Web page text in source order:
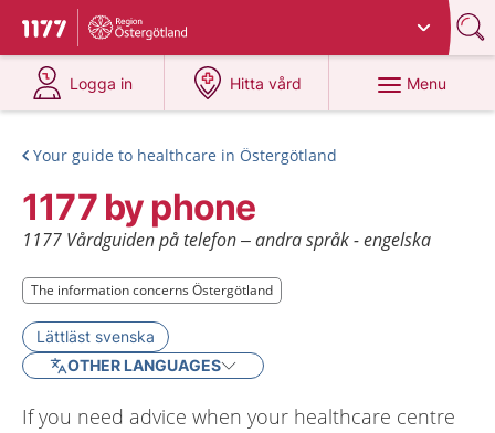
To start page for 1177
Du har valt region
Logga in
at 1177.se
Hitta vård
at 1177.se
Menu
Your guide to healthcare in Östergötland
1177 by phone
1177 Vårdguiden på telefon – andra språk - engelska
The information concerns Östergötland
The information concerns Östergötland
Lättläst svenska
OTHER LANGUAGES
If you need advice when your healthcare centre